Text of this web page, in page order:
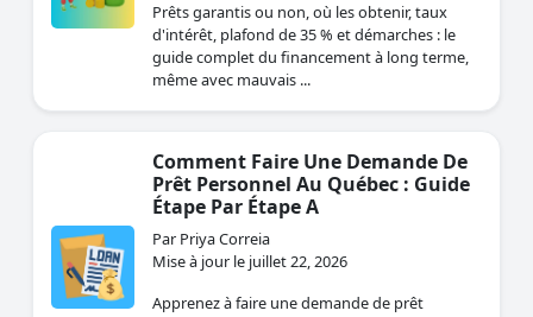
Prêts garantis ou non, où les obtenir, taux
d'intérêt, plafond de 35 % et démarches : le
guide complet du financement à long terme,
même avec mauvais ...
Comment Faire Une Demande De
Prêt Personnel Au Québec : Guide
Étape Par Étape A
Par Priya Correia
Mise à jour le juillet 22, 2026
Apprenez à faire une demande de prêt